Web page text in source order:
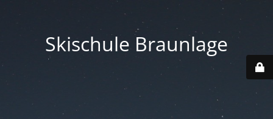
Skischule Braunlage